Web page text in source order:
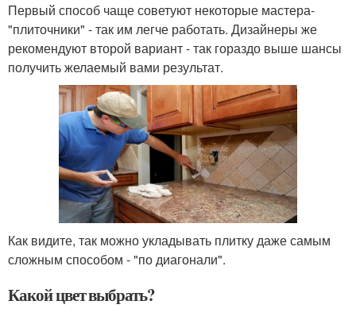
Первый способ чаще советуют некоторые мастера-
"плиточники" - так им легче работать. Дизайнеры же
рекомендуют второй вариант - так гораздо выше шансы
получить желаемый вами результат.
Как видите, так можно укладывать плитку даже самым
сложным способом - "по диагонали".
Какой цвет выбрать?